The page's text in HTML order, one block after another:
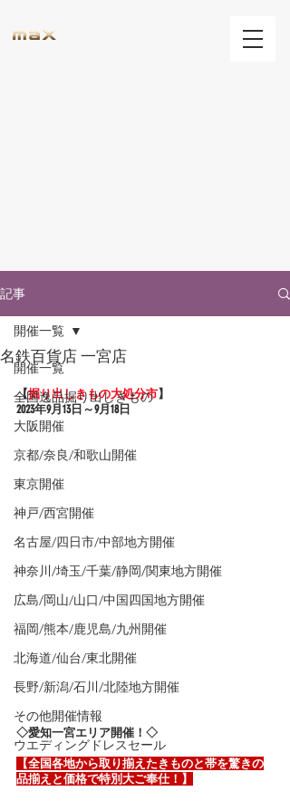
記事
開催一覧
全国逸品掘り出しきもの
大阪開催
京都/奈良/和歌山開催
東京開催
神戸/西宮開催
名古屋/四日市/中部地方開催
神奈川/埼玉/千葉/静岡/関東地方開催
広島/岡山/山口/中国四国地方開催
福岡/熊本/鹿児島/九州開催
北海道/仙台/東北開催
長野/新潟/石川/北陸地方開催
その他開催情報
ウエディングドレスセール
開催一覧
名鉄百貨店 一宮店
【掘り出しきもの大処分市】
2023年9月13日～9月18日
◇愛知一宮エリア開催！◇
【全国各地から取り揃えたきものと帯を驚きの
品揃えと価格で特別大ご奉仕！】